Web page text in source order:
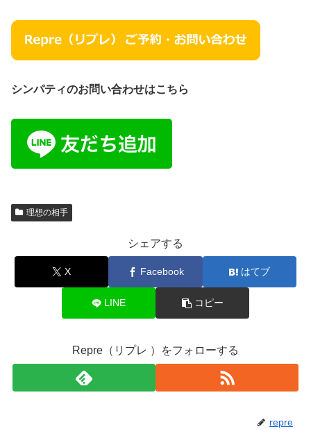
シンパティのお問い合わせはこちら
理想の相手
シェアする
X Facebook はてブ
LINE コピー
Repre（リプレ ）をフォローする
repre